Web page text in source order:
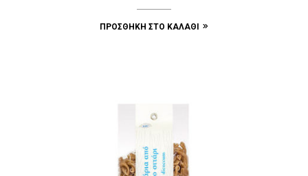
ΠΡΟΣΘΉΚΗ ΣΤΟ ΚΑΛΆΘΙ